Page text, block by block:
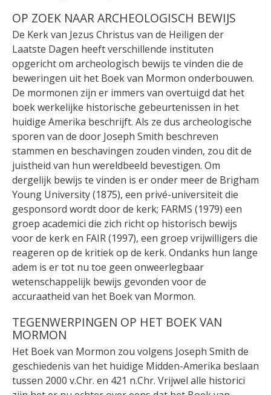
OP ZOEK NAAR ARCHEOLOGISCH BEWIJS
De Kerk van Jezus Christus van de Heiligen der
Laatste Dagen heeft verschillende instituten
opgericht om archeologisch bewijs te vinden die de
beweringen uit het Boek van Mormon onderbouwen.
De mormonen zijn er immers van overtuigd dat het
boek werkelijke historische gebeurtenissen in het
huidige Amerika beschrijft. Als ze dus archeologische
sporen van de door Joseph Smith beschreven
stammen en beschavingen zouden vinden, zou dit de
juistheid van hun wereldbeeld bevestigen. Om
dergelijk bewijs te vinden is er onder meer de Brigham
Young University (1875), een privé-universiteit die
gesponsord wordt door de kerk; FARMS (1979) een
groep academici die zich richt op historisch bewijs
voor de kerk en FAIR (1997), een groep vrijwilligers die
reageren op de kritiek op de kerk. Ondanks hun lange
adem is er tot nu toe geen onweerlegbaar
wetenschappelijk bewijs gevonden voor de
accuraatheid van het Boek van Mormon.
TEGENWERPINGEN OP HET BOEK VAN
MORMON
Het Boek van Mormon zou volgens Joseph Smith de
geschiedenis van het huidige Midden-Amerika beslaan
tussen 2000 v.Chr. en 421 n.Chr. Vrijwel alle historici